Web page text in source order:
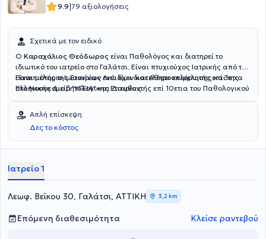
9.9|79 αξιολογήσεις
Σχετικά με τον ειδικό
Ο Καραχάλιος Θεόδωρος είναι Παθολόγος και διατηρεί το
ιδιωτικό του ιατρείο στο Γαλάτσι. Είναι πτυχιούχος Ιατρικής από το
Πανεπιστήμιο Ιωαννίνων ενώ έχει διατελέσει επιμελητής επί 3ετια
στο Νοσοκομείο "ΥΓΕΙΑ" και Διευθυντής επί 10ετια του Παθολογικού
Είναι μέλος της Εταιρίας Λιπιδίων και Αθηροσκλήρωσης και της
Ελληνικής Διαβητολογικης Εταιρίας.
Απλή επίσκεψη
Δες το κόστος
Ιατρείο 1
Λεωφ. Βεΐκου 30, Γαλάτσι, ΑΤΤΙΚΗ 3,2 km
Επόμενη διαθεσιμότητα Κλείσε ραντεβού